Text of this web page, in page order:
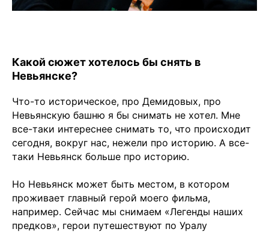
Какой сюжет хотелось бы снять в
Невьянске?
Что-то историческое, про Демидовых, про
Невьянскую башню я бы снимать не хотел. Мне
все-таки интереснее снимать то, что происходит
сегодня, вокруг нас, нежели про историю. А все-
таки Невьянск больше про историю.
Но Невьянск может быть местом, в котором
проживает главный герой моего фильма,
например. Сейчас мы снимаем «Легенды наших
предков», герои путешествуют по Уралу